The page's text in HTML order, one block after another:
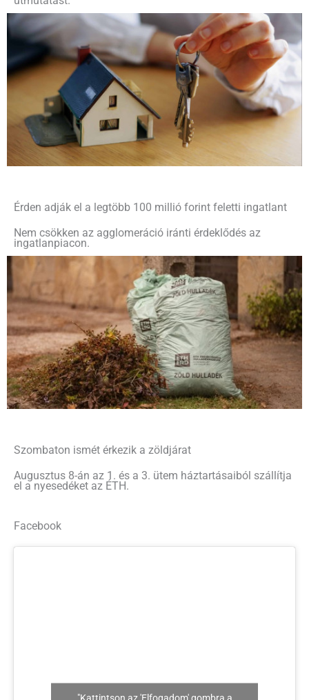
Érden adják el a legtöbb 100 millió forint feletti ingatlant
Nem csökken az agglomeráció iránti érdeklődés az
ingatlanpiacon.
Szombaton ismét érkezik a zöldjárat
Augusztus 8-án az 1. és a 3. ütem háztartásaiból szállítja
el a nyesedéket az ÉTH.
Facebook
"Kattintson az 'Elfogadom' gombra a